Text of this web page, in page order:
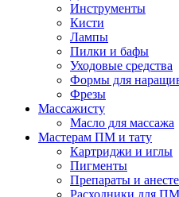
Инструменты
Кисти
Лампы
Пилки и бафы
Уходовые средства
Формы для
Фрезы
Массажисту
Масло для массажа
Мастерам ПМ и тату
Картриджи и иглы
Пигменты
Препараты и
Расходники для